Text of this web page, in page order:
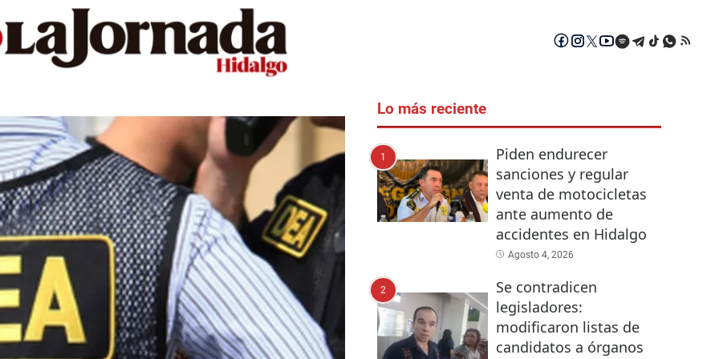
Lo más reciente
1
Piden endurecer
sanciones y regular
venta de motocicletas
ante aumento de
accidentes en Hidalgo
Agosto 4, 2026
2
Se contradicen
legisladores:
modificaron listas de
candidatos a órganos